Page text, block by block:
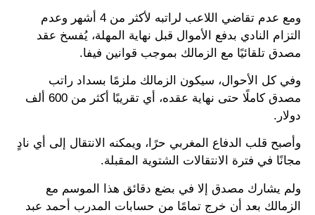
ومع عدم تقاضي اللاعب لراتبه لأكثر من 4 أشهر وعدم
التزام النادي بدفع الأموال قبل نهاية المهلة، يُفسخ عقد
مصدق تلقائيًا مع الزمالك بموجب قوانين فيفا.
وفي كل الأحوال، سيكون الزمالك ملزمًا بسداد راتب
مصدق كاملًا حتى نهاية عقده، أي تقريبًا أكثر من 600 ألف
دولار.
وأصبح قلب الدفاع المغربي حرًا، ويمكنه الانتقال إلى أي نادٍ
مجانًا في فترة الانتقالات الشتوية المقبلة.
ولم يشارك مصدق إلا في بضع دقائق هذا الموسم مع
الزمالك بعد أن خرج تمامًا من حسابات المدرب أحمد عبد